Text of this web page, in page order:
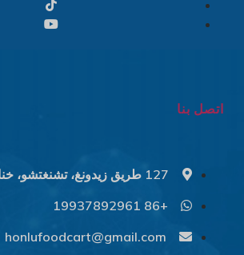
اتصل بنا
127 طريق زيدونغ، تشنغتشو، خنان، الصين
+86 19937892961
honlufoodcart@gmail.com
Slovenčina
Svenska